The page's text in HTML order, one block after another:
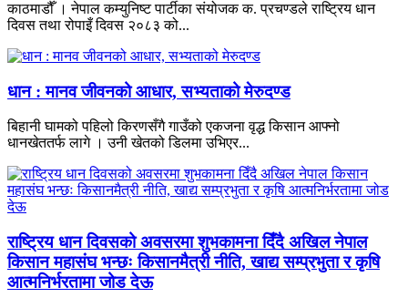
काठमाडौँ । नेपाल कम्युनिष्ट पार्टीका संयोजक क. प्रचण्डले राष्ट्रिय धान
दिवस तथा रोपाइँ दिवस २०८३ को...
धान : मानव जीवनको आधार, सभ्यताको मेरुदण्ड
बिहानी घामको पहिलो किरणसँगै गाउँको एकजना वृद्ध किसान आफ्नो
धानखेततर्फ लागे । उनी खेतको डिलमा उभिएर...
राष्ट्रिय धान दिवसको अवसरमा शुभकामना दिँदै अखिल नेपाल
किसान महासंघ भन्छः किसानमैत्री नीति, खाद्य सम्प्रभुता र कृषि
आत्मनिर्भरतामा जोड देऊ